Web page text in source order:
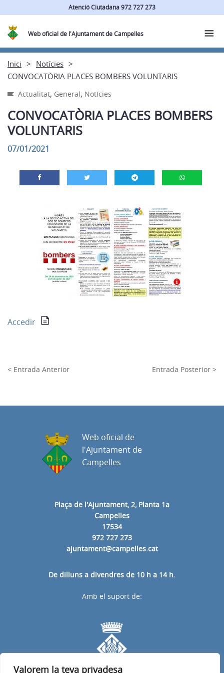
Valorem la teva privadesa
Atenció Ciutadana 972 727 273
Web oficial de l'Ajuntament de Campelles
Inici
Notícies
CONVOCATÒRIA PLACES BOMBERS VOLUNTARIS
Actualitat, General, Notícies
CONVOCATÒRIA PLACES BOMBERS
VOLUNTARIS
07/01/2021
Accedir
< Entrada Anterior Entrada Posterior >
Plaça de l'Ajuntament, 2, Planta 1a
Campelles
17534
972 727 273
ajuntament@campelles.cat
De dilluns a divendres de 10 h a 14 h.
Web oficial de
l'Ajuntament de
Campelles
Amb el suport de: